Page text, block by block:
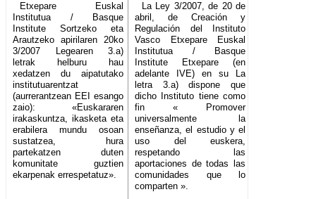
Etxepare Euskal
Institutua / Basque
Institute Sortzeko eta
Arautzeko apirilaren 20ko
3/2007 Legearen 3.a)
letrak helburu hau
xedatzen du aipatutako
institutuarentzat
(aurrerantzean EEI esango
zaio): «Euskararen
irakaskuntza, ikasketa eta
erabilera mundu osoan
sustatzea, hura
partekatzen duten
komunitate guztien
ekarpenak errespetatuz».
La Ley 3/2007, de 20 de
abril, de Creación y
Regulación del Instituto
Vasco Etxepare Euskal
Institutua / Basque
Institute Etxepare (en
adelante IVE) en su La
letra 3.a) dispone que
dicho Instituto tiene como
fin « Promover
universalmente la
enseñanza, el estudio y el
uso del euskera,
respetando las
aportaciones de todas las
comunidades que lo
comparten ».